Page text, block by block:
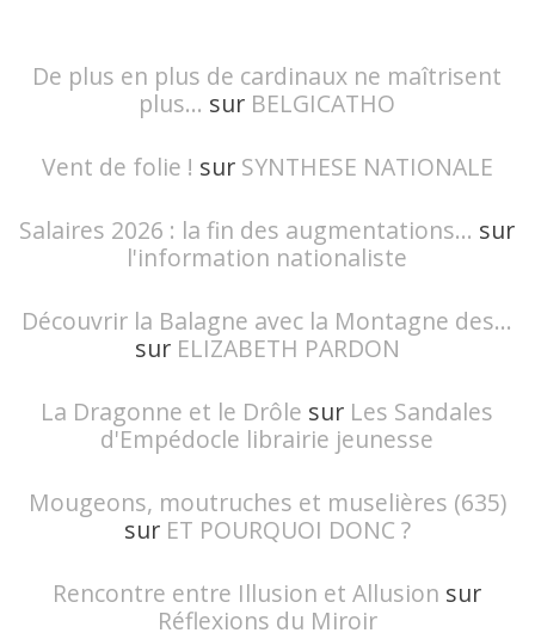
De plus en plus de cardinaux ne maîtrisent
plus... sur BELGICATHO
Vent de folie ! sur SYNTHESE NATIONALE
Salaires 2026 : la fin des augmentations... sur
l'information nationaliste
Découvrir la Balagne avec la Montagne des...
sur ELIZABETH PARDON
La Dragonne et le Drôle sur Les Sandales
d'Empédocle librairie jeunesse
Mougeons, moutruches et muselières (635)
sur ET POURQUOI DONC ?
Rencontre entre Illusion et Allusion sur
Réflexions du Miroir